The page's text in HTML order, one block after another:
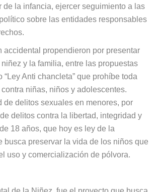
la infancia, ejercer seguimiento a las
sobre las entidades responsables
accidental propendieron por presentar
y la familia, entre las propuestas
“Ley Anti chancleta” que prohíbe toda
niñas, niños y adolescentes.
de delitos sexuales en menores, por
delitos contra la libertad, integridad y
18 años, que hoy es ley de la
busca preservar la vida de los niños que
uso y comercialización de pólvora.